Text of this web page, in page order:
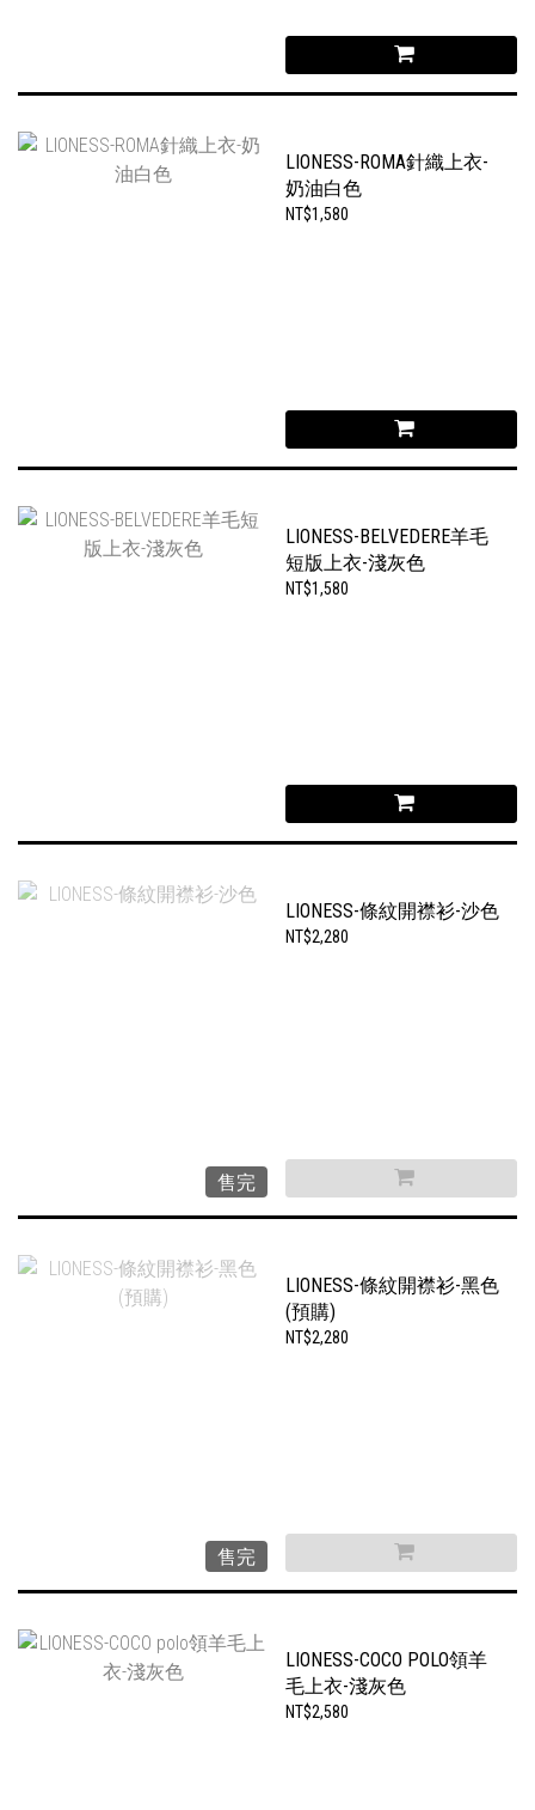
LIONESS-ROMA針織上衣-
奶油白色
NT$1,580
LIONESS-BELVEDERE羊毛
短版上衣-淺灰色
NT$1,580
售完
LIONESS-條紋開襟衫-沙色
NT$2,280
售完
LIONESS-條紋開襟衫-黑色
(預購)
NT$2,280
LIONESS-COCO POLO領羊
毛上衣-淺灰色
NT$2,580